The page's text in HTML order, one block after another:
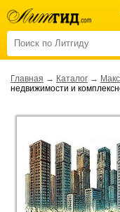
Главная → Каталог →
недвижимости и